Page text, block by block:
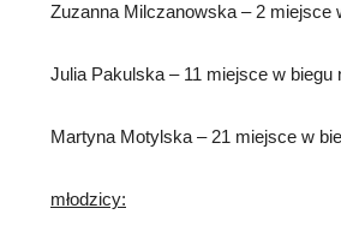
Zuzanna Milczanowska – 2 miejsce
Julia Pakulska – 11 miejsce w biegu
Martyna Motylska – 21 miejsce w
młodzicy: